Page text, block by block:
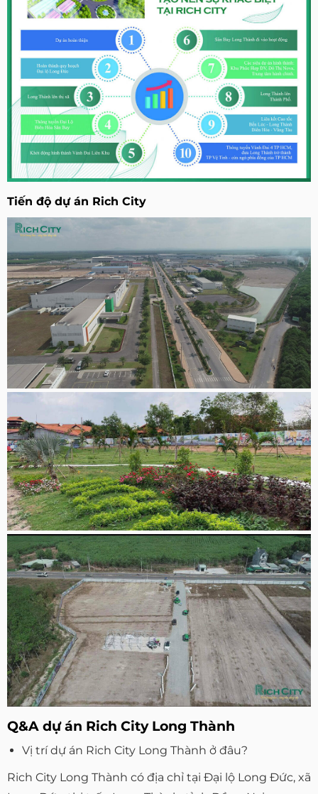
Tiến độ dự án Rich City
Q&A dự án Rich City Long Thành
Vị trí dự án Rich City Long Thành ở đâu?
Rich City Long Thành có địa chỉ tại Đại lộ Long Đức, xã